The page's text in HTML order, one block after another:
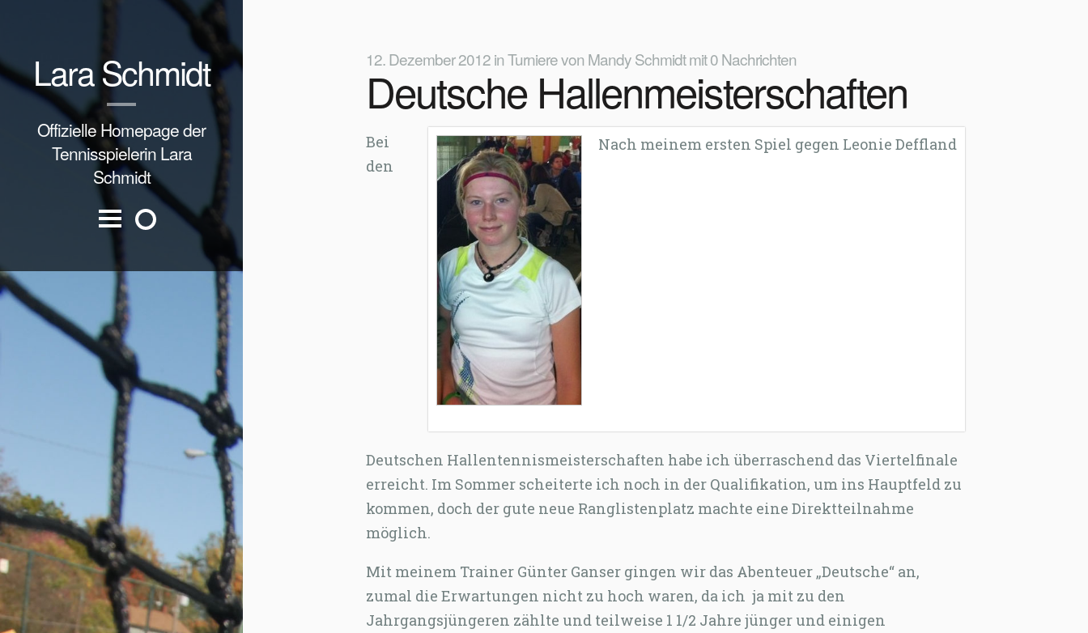
Lara Schmidt
Offizielle Homepage der
Tennisspielerin Lara
Schmidt
12. Dezember 2012inTurnierevon Mandy Schmidtmit0 Nachrichten
Deutsche Hallenmeisterschaften
Nach meinem ersten Spiel gegen Leonie Deffland
Bei
den
Deutschen Hallentennismeisterschaften habe ich überraschend das Viertelfinale
erreicht. Im Sommer scheiterte ich noch in der Qualifikation, um ins Hauptfeld zu
kommen, doch der gute neue Ranglistenplatz machte eine Direktteilnahme
möglich.
Mit meinem Trainer Günter Ganser gingen wir das Abenteuer „Deutsche“ an,
zumal die Erwartungen nicht zu hoch waren, da ich ja mit zu den
Jahrgangsjüngeren zählte und teilweise 1 1/2 Jahre jünger und einigen